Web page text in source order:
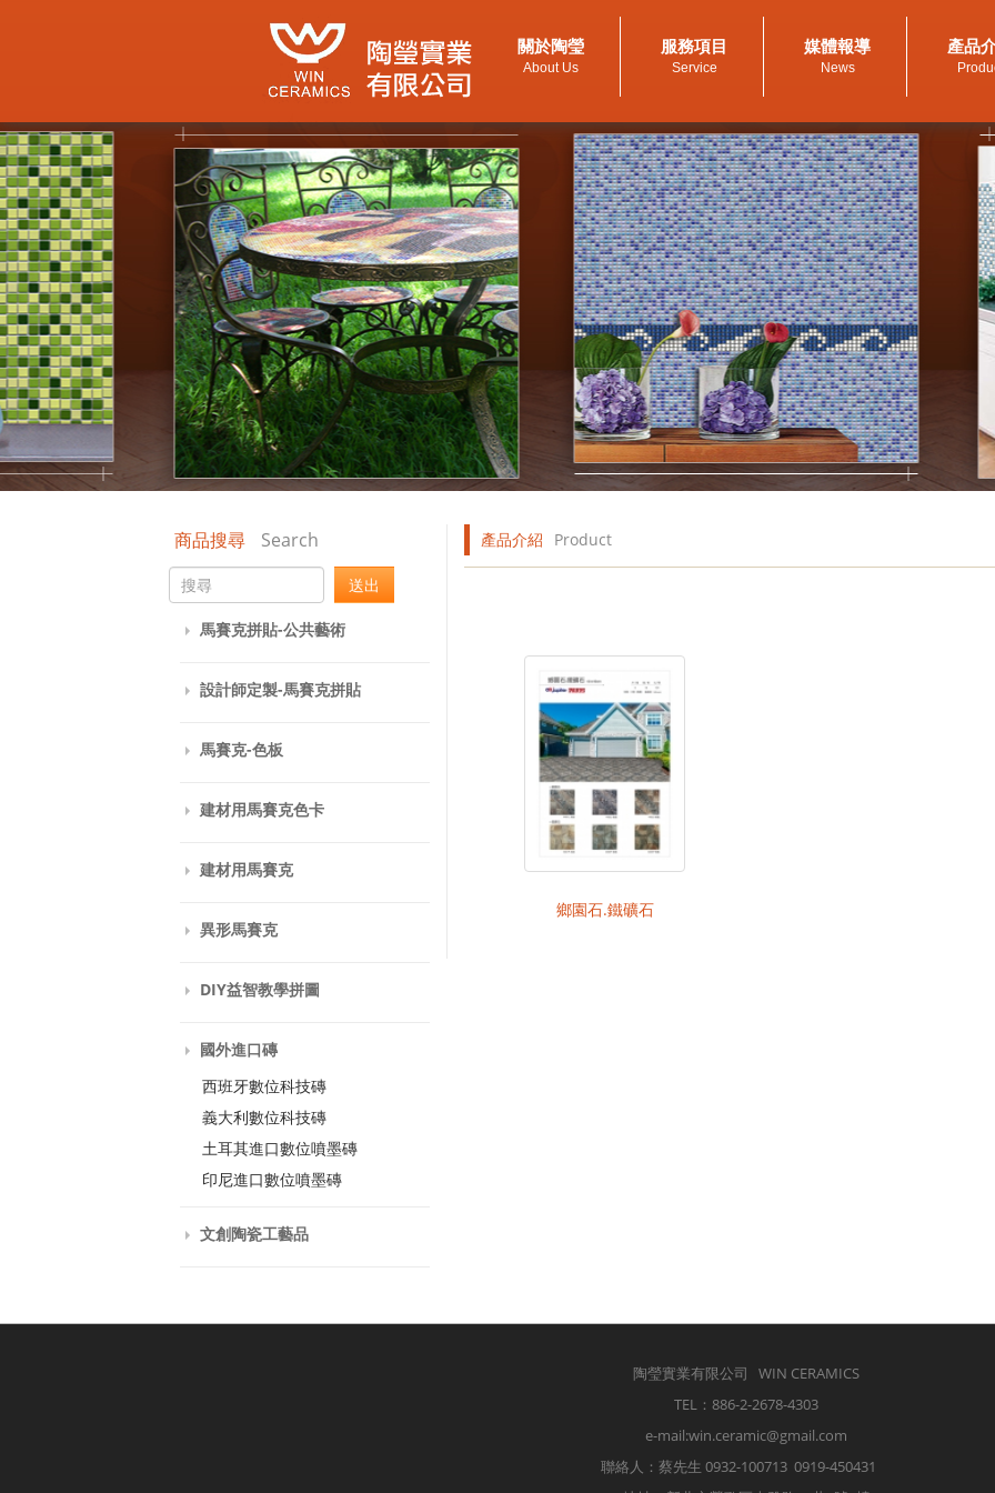
關於陶瑩
About Us
服務項目
Service
媒體報導
News
產品
商品搜尋 Search
送出
馬賽克拼貼-公共藝術
設計師定製-馬賽克拼貼
馬賽克-色板
建材用馬賽克色卡
建材用馬賽克
異形馬賽克
DIY益智教學拼圖
國外進口磚
西班牙數位科技磚
義大利數位科技磚
土耳其進口數位噴墨磚
印尼進口數位噴墨磚
文創陶瓷工藝品
產品介紹 Product
鄉園石.鐵礦石
陶瑩實業有限公司 WIN CERAMICS
TEL：886-2-2678-4303
e-mail:win.ceramic@gmail.com
聯絡人：蔡先生 0932-100713 0919-450431